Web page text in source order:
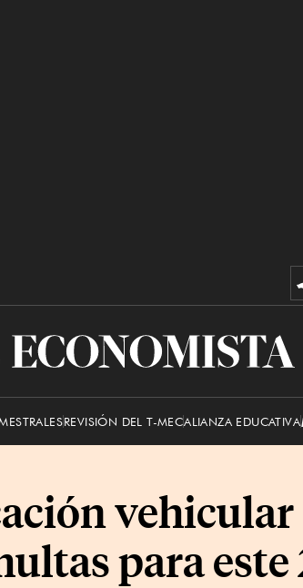
El
REVISIÓN DEL T-MECALIANZA EDUCATIVA
para este